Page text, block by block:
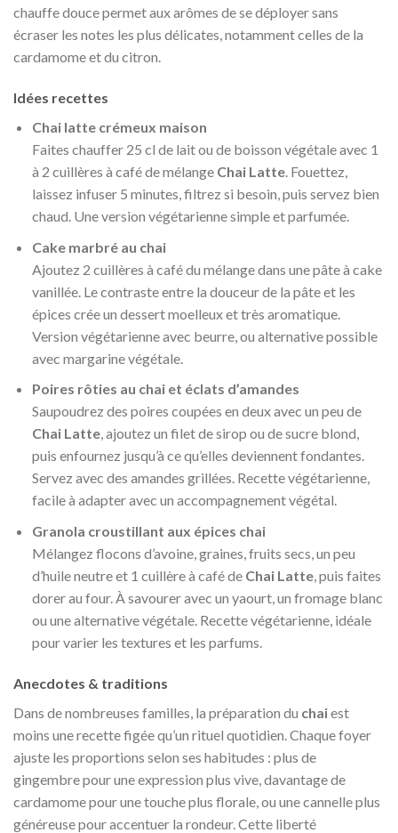
chauffe douce permet aux arômes de se déployer sans
écraser les notes les plus délicates, notamment celles de la
cardamome et du citron.
Idées recettes
Chai latte crémeux maison
Faites chauffer 25 cl de lait ou de boisson végétale avec 1
à 2 cuillères à café de mélange Chai Latte. Fouettez,
laissez infuser 5 minutes, filtrez si besoin, puis servez bien
chaud. Une version végétarienne simple et parfumée.
Cake marbré au chai
Ajoutez 2 cuillères à café du mélange dans une pâte à cake
vanillée. Le contraste entre la douceur de la pâte et les
épices crée un dessert moelleux et très aromatique.
Version végétarienne avec beurre, ou alternative possible
avec margarine végétale.
Poires rôties au chai et éclats d’amandes
Saupoudrez des poires coupées en deux avec un peu de
Chai Latte, ajoutez un filet de sirop ou de sucre blond,
puis enfournez jusqu’à ce qu’elles deviennent fondantes.
Servez avec des amandes grillées. Recette végétarienne,
facile à adapter avec un accompagnement végétal.
Granola croustillant aux épices chai
Mélangez flocons d’avoine, graines, fruits secs, un peu
d’huile neutre et 1 cuillère à café de Chai Latte, puis faites
dorer au four. À savourer avec un yaourt, un fromage blanc
ou une alternative végétale. Recette végétarienne, idéale
pour varier les textures et les parfums.
Anecdotes & traditions
Dans de nombreuses familles, la préparation du chaiest
moins une recette figée qu’un rituel quotidien. Chaque foyer
ajuste les proportions selon ses habitudes : plus de
gingembre pour une expression plus vive, davantage de
cardamome pour une touche plus florale, ou une cannelle plus
généreuse pour accentuer la rondeur. Cette liberté